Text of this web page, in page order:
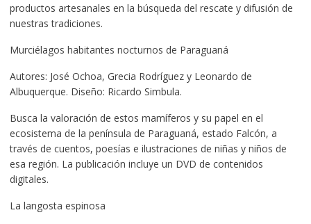
productos artesanales en la búsqueda del rescate y difusión de
nuestras tradiciones.
Murciélagos habitantes nocturnos de Paraguaná
Autores: José Ochoa, Grecia Rodríguez y Leonardo de
Albuquerque. Diseño: Ricardo Simbula.
Busca la valoración de estos mamíferos y su papel en el
ecosistema de la península de Paraguaná, estado Falcón, a
través de cuentos, poesías e ilustraciones de niñas y niños de
esa región. La publicación incluye un DVD de contenidos
digitales.
La langosta espinosa